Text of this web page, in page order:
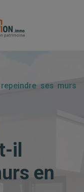
ses murs
il
en